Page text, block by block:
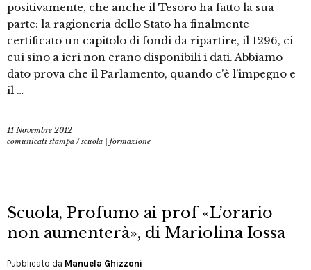
positivamente, che anche il Tesoro ha fatto la sua
parte: la ragioneria dello Stato ha finalmente
certificato un capitolo di fondi da ripartire, il 1296, ci
cui sino a ieri non erano disponibili i dati. Abbiamo
dato prova che il Parlamento, quando c’è l’impegno e
il …
11 Novembre 2012
comunicati stampa /scuola | formazione
Scuola, Profumo ai prof «L’orario
non aumenterà», di Mariolina Iossa
Pubblicato da Manuela Ghizzoni